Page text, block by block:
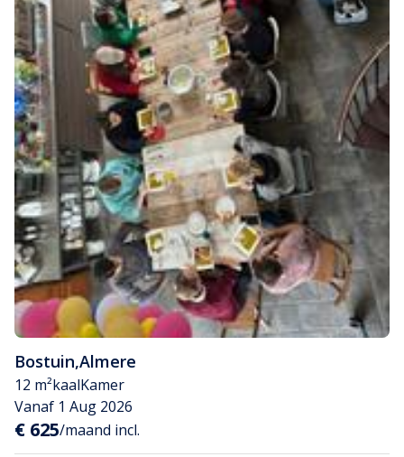
Bostuin,Almere
12 m²kaalKamer
Vanaf 1 Aug 2026
€ 625/maand incl.